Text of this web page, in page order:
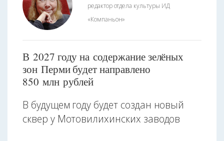
редактор отдела культуры ИД
«Компаньон»
В 2027 году на содержание зелёных
зон Перми будет направлено
850 млн рублей
В будущем году будет создан новый
сквер у Мотовилихинских заводов